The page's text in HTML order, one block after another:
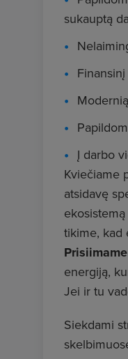
sukauptą
Į darbo
Kviečiame
atsidavę
tikime, kad
energiją,
Jei ir tu
Siekdami